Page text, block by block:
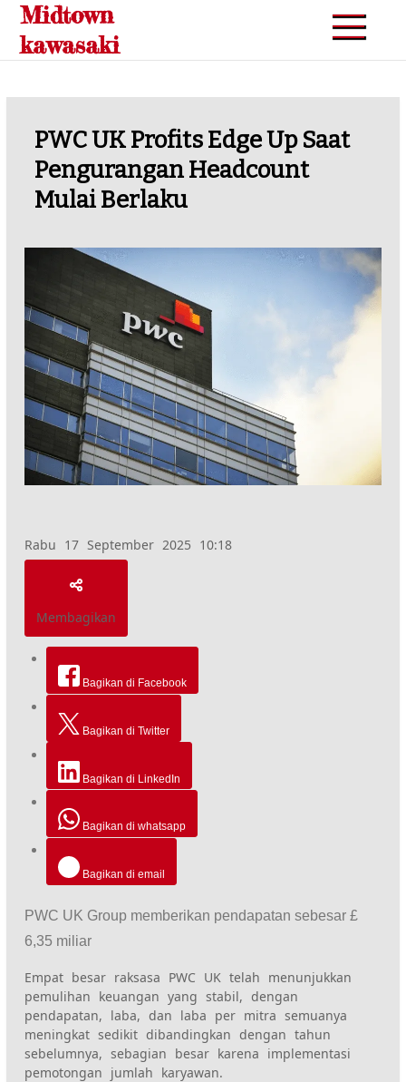
Skip
content
Midtown
kawasaki
PWC UK Profits Edge Up Saat
Pengurangan Headcount
Mulai Berlaku
Rabu 17 September 2025 10:18
Membagikan
Bagikan di Facebook
Bagikan di Twitter
Bagikan di LinkedIn
Bagikan di whatsapp
Bagikan di email
PWC UK Group memberikan pendapatan sebesar £
6,35 miliar
Empat besar raksasa PWC UK telah menunjukkan
pemulihan keuangan yang stabil, dengan
pendapatan, laba, dan laba per mitra semuanya
meningkat sedikit dibandingkan dengan tahun
sebelumnya, sebagian besar karena implementasi
pemotongan jumlah karyawan.